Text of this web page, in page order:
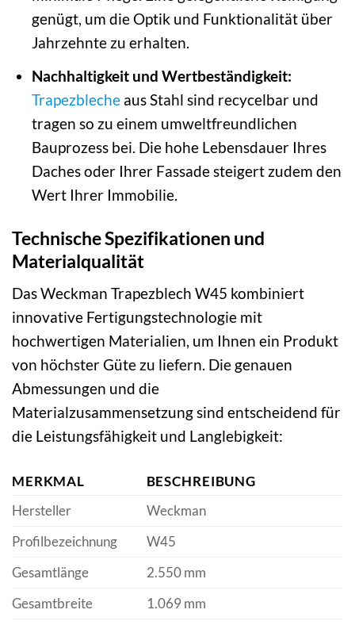
genügt, um die Optik und Funktionalität über
Jahrzehnte zu erhalten.
Nachhaltigkeit und Wertbeständigkeit:
Trapezblecheaus Stahl sind recycelbar und
tragen so zu einem umweltfreundlichen
Bauprozess bei. Die hohe Lebensdauer Ihres
Daches oder Ihrer Fassade steigert zudem den
Wert Ihrer Immobilie.
Technische Spezifikationen und
Materialqualität
Das Weckman Trapezblech W45 kombiniert
innovative Fertigungstechnologie mit
hochwertigen Materialien, um Ihnen ein Produkt
von höchster Güte zu liefern. Die genauen
Abmessungen und die
Materialzusammensetzung sind entscheidend für
die Leistungsfähigkeit und Langlebigkeit:
MERKMAL
BESCHREIBUNG
Hersteller
Weckman
Profilbezeichnung
W45
Gesamtlänge
2.550 mm
Gesamtbreite
1.069 mm